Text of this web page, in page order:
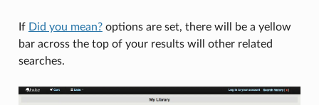
If Did you mean?options are set, there will be a yellow
bar across the top of your results will other related
searches.